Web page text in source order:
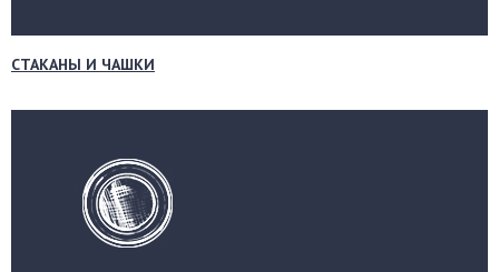
СТАКАНЫ И ЧАШКИ